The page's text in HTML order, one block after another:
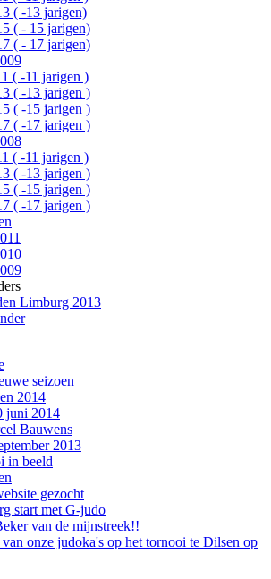
( -13 jarigen)
( - 15 jarigen)
( - 17 jarigen)
( -11 jarigen )
( -13 jarigen )
( -15 jarigen )
( -17 jarigen )
( -11 jarigen )
( -13 jarigen )
( -15 jarigen )
( -17 jarigen )
Limburg 2013
seizoen
2014
juni 2014
Bauwens
2013
in beeld
gezocht
start met G-judo
van de mijnstreek!!
van onze judoka's op het tornooi te Dilsen op